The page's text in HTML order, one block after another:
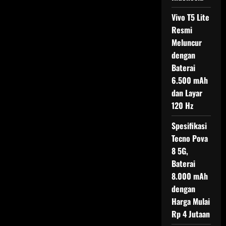
Vivo T5 Lite
Resmi
Meluncur
dengan
Baterai
6.500 mAh
dan Layar
120 Hz
Spesifikasi
Tecno Pova
8 5G,
Baterai
8.000 mAh
dengan
Harga Mulai
Rp 4 Jutaan